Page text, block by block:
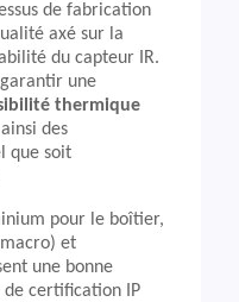
de fabrication
axé sur la
du capteur IR.
une
thermique
des
que soit
pour le boîtier,
et
une bonne
de certification IP